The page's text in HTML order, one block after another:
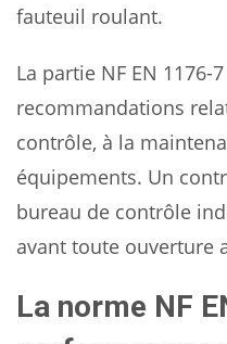
fauteuil roulant.
La partie NF EN 1176-
recommandations
contrôle, à la
équipements. Un
bureau de contrôle
avant toute ouverture
La norme NF